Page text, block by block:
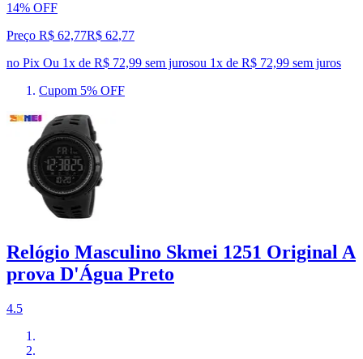
14% OFF
Preço R$ 62,77R$ 62,77
no Pix Ou 1x de R$ 72,99 sem jurosou 1x de R$ 72,99 sem juros
Cupom 5% OFF
Relógio Masculino Skmei 1251 Original A
prova D'Água Preto
4.5